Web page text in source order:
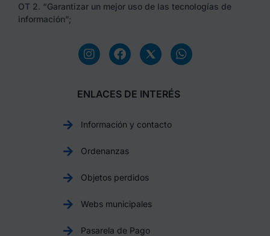
OT 2. “Garantizar un mejor uso de las tecnologías de
información”;
ENLACES DE INTERÉS
Información y contacto
Ordenanzas
Objetos perdidos
Webs municipales
Pasarela de Pago